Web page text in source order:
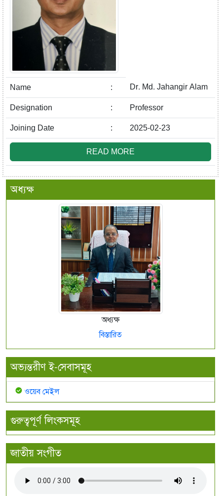
Name : Dr. Md. Jahangir Alam
Designation : Professor
Joining Date : 2025-02-23
READ MORE
অধ্যক্ষ
অধ্যক্ষ
বিস্তারিত
অভ্যন্তরীণ ই-সেবাসমূহ
ওয়েব মেইল
গুরুত্বপূর্ণ লিংকসমূহ
জাতীয় সংগীত